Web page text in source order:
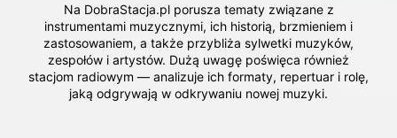
Na DobraStacja.pl porusza tematy związane z
instrumentami muzycznymi, ich historią, brzmieniem i
zastosowaniem, a także przybliża sylwetki muzyków,
zespołów i artystów. Dużą uwagę poświęca również
stacjom radiowym — analizuje ich formaty, repertuar i rolę,
jaką odgrywają w odkrywaniu nowej muzyki.